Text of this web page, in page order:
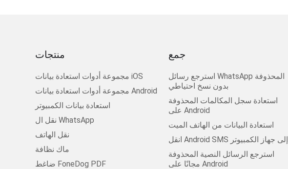
منتجات
مجموعة أدوات استعادة بيانات iOS
مجموعة أدوات استعادة بيانات Android
استعادة بيانات الكمبيوتر
نقل ال WhatsApp
نقل الهاتف
ماك نظافة
ضاغط FoneDog PDF
جمع
استرجع رسائل WhatsApp المحذوفة
بدون نسخ احتياطي
استعادة سجل المكالمات المحذوفة
على Android
استعادة البيانات من الهاتف الميت
انقل Android SMS إلى جهاز الكمبيوتر
استرجع الرسائل النصية المحذوفة
مجانًا على Android